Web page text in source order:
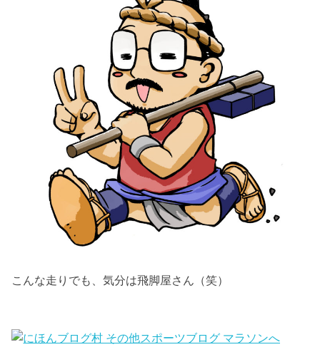
こんな走りでも、気分は飛脚屋さん（笑）